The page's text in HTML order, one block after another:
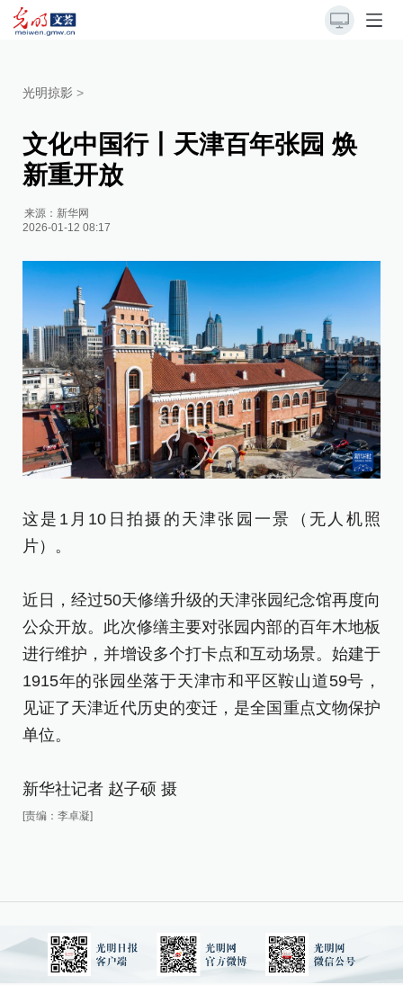
光明掠影 >
文化中国行丨天津百年张园 焕
新重开放
来源： 新华网
2026-01-12 08:17
这是1月10日拍摄的天津张园一景（无人机照
片）。
近日，经过50天修缮升级的天津张园纪念馆再度向
公众开放。此次修缮主要对张园内部的百年木地板
进行维护，并增设多个打卡点和互动场景。始建于
1915年的张园坐落于天津市和平区鞍山道59号，
见证了天津近代历史的变迁，是全国重点文物保护
单位。
新华社记者 赵子硕 摄
[责编：李卓凝]